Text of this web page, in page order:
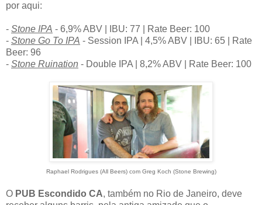
por aqui:
- Stone IPA - 6,9% ABV | IBU: 77 | Rate Beer: 100
- Stone Go To IPA - Session IPA | 4,5% ABV | IBU: 65 | Rate
Beer: 96
- Stone Ruination - Double IPA | 8,2% ABV | Rate Beer: 100
Raphael Rodrigues (All Beers) com Greg Koch (Stone Brewing)
O PUB Escondido CA, também no Rio de Janeiro, deve